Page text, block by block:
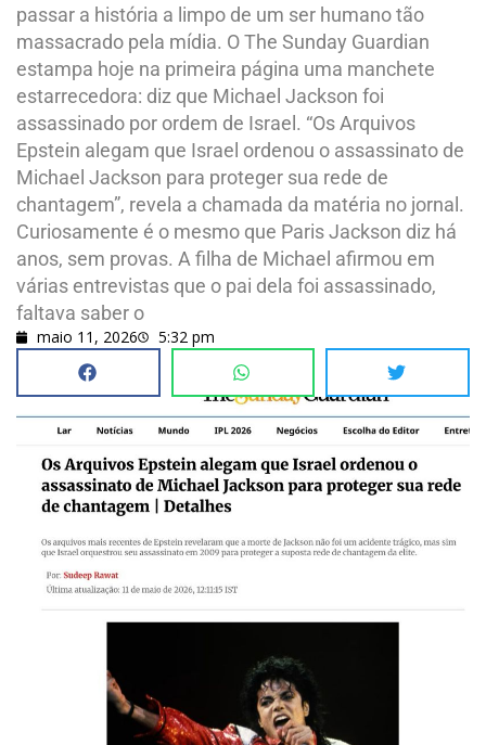
passar a história a limpo de um ser humano tão
massacrado pela mídia. O The Sunday Guardian
estampa hoje na primeira página uma manchete
estarrecedora: diz que Michael Jackson foi
assassinado por ordem de Israel. “Os Arquivos
Epstein alegam que Israel ordenou o assassinato de
Michael Jackson para proteger sua rede de
chantagem”, revela a chamada da matéria no jornal.
Curiosamente é o mesmo que Paris Jackson diz há
anos, sem provas. A filha de Michael afirmou em
várias entrevistas que o pai dela foi assassinado,
faltava saber o
maio 11, 2026 5:32 pm